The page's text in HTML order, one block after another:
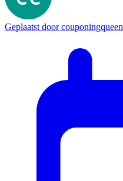
Geplaatst doorcouponingqueen